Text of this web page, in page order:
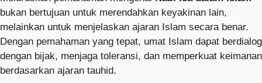
bukan bertujuan untuk merendahkan keyakinan lain,
melainkan untuk menjelaskan ajaran Islam secara benar.
Dengan pemahaman yang tepat, umat Islam dapat berdialog
dengan bijak, menjaga toleransi, dan memperkuat keimanan
berdasarkan ajaran tauhid.